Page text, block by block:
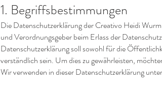
1. Begriffsbestimmungen
Die Datenschutzerklärung der Creativo Heidi
und Verordnungsgeber beim Erlass der
Datenschutzerklärung soll sowohl für die
verständlich sein. Um dies zu gewährleisten,
Wir verwenden in dieser Datenschutzerklärung